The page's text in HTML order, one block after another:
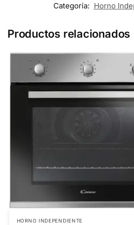
Categoría: Horno
Productos relacionados
HORNO INDEPENDIENTE